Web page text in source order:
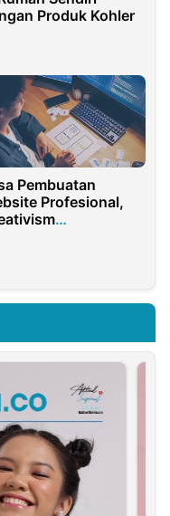
Produk Kohler
Pembuatan
Profesional,